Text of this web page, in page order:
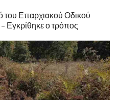
του Επαρχιακού Οδικού
Εγκρίθηκε ο τρόπος